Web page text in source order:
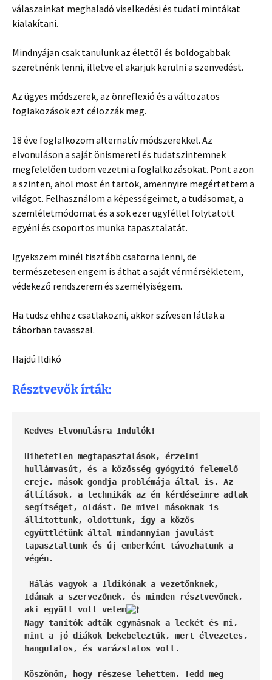
válaszainkat meghaladó viselkedési és tudati mintákat
kialakítani.
Mindnyájan csak tanulunk az élettől és boldogabbak
szeretnénk lenni, illetve el akarjuk kerülni a szenvedést.
Az ügyes módszerek, az önreflexió és a változatos
foglakozások ezt célozzák meg.
18 éve foglalkozom alternatív módszerekkel. Az
elvonuláson a saját önismereti és tudatszintemnek
megfelelően tudom vezetni a foglalkozásokat. Pont azon
a szinten, ahol most én tartok, amennyire megértettem a
világot. Felhasználom a képességeimet, a tudásomat, a
szemléletmódomat és a sok ezer ügyféllel folytatott
egyéni és csoportos munka tapasztalatát.
Igyekszem minél tisztább csatorna lenni, de
természetesen engem is áthat a saját vérmérsékletem,
védekező rendszerem és személyiségem.
Ha tudsz ehhez csatlakozni, akkor szívesen látlak a
táborban tavasszal.
Hajdú Ildikó
Résztvevők írták:
Kedves Elvonulásra Indulók!
Hihetetlen megtapasztalások, érzelmi
hullámvasút, és a közösség gyógyító felemelő
ereje, mások gondja problémája által is. Az
állítások, a technikák az én kérdéseimre adtak
segítséget, oldást. De mivel másoknak is
állítottunk, oldottunk, így a közös
együttlétünk által mindannyian javulást
tapasztaltunk és új emberként távozhatunk a
végén.
Hálás vagyok a Ildikónak a vezetőnknek,
Idának a szervezőnek, és minden résztvevőnek,
aki együtt volt velem
Nagy tanítók adták egymásnak a leckét és mi,
mint a jó diákok bekebeleztük, mert élvezetes,
hangulatos, és varázslatos volt.
Köszönöm, hogy részese lehettem. Tedd meg